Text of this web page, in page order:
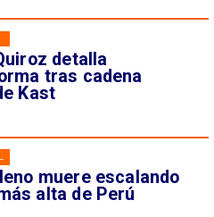
detalla
tras cadena
Kast
muere escalando
alta de Perú